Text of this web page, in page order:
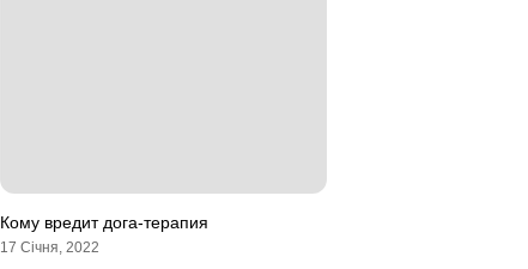
Кому вредит дога-терапия
17 Січня, 2022